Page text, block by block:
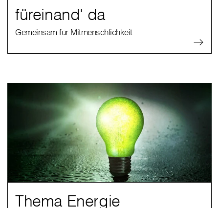
füreinand' da
Gemeinsam für Mitmenschlichkeit
Thema Energie